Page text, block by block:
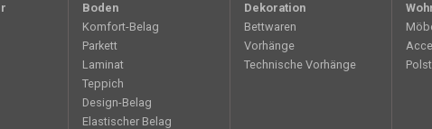
Boden
Komfort-Belag
Parkett
Laminat
Teppich
Design-Belag
Elastischer Belag
Dekoration
Bettwaren
Vorhänge
Technische Vorhänge